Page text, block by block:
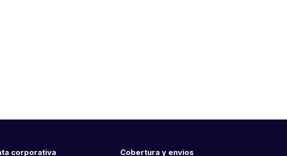
corporativa Cobertura y envíos